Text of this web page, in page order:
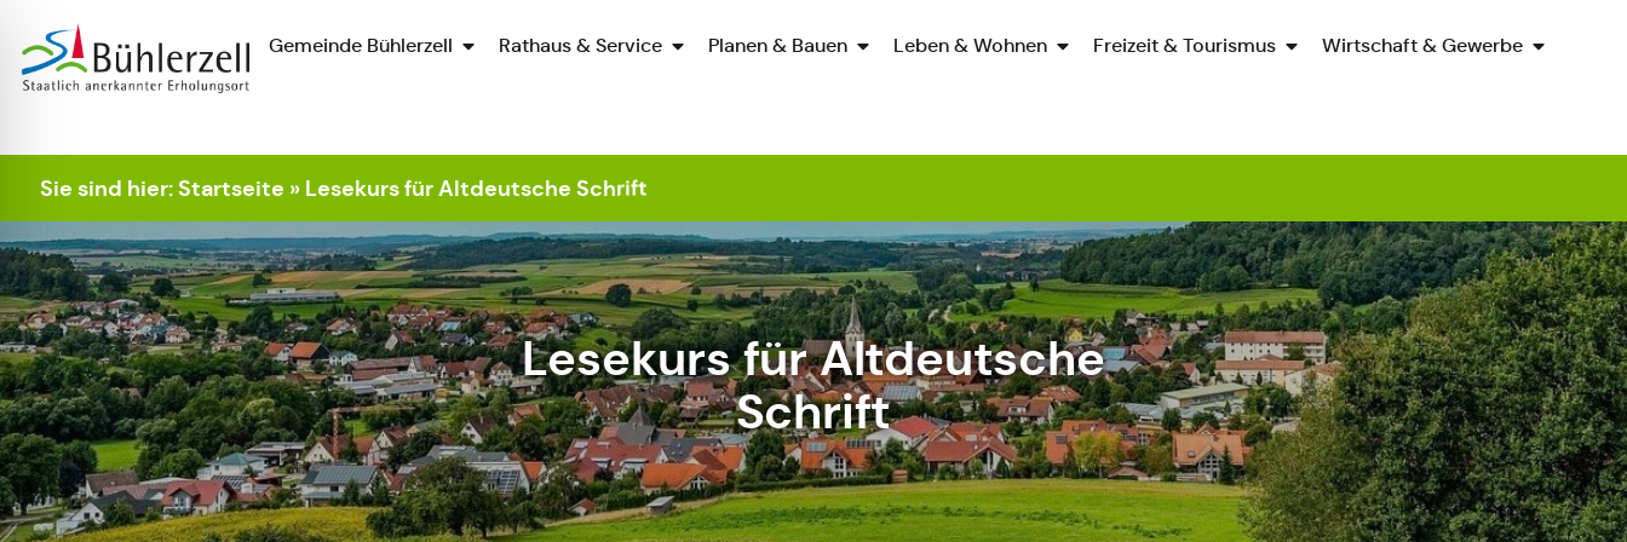
Gemeinde Bühlerzell Rathaus & Service Planen & Bauen Leben & Wohnen Freizeit & Tourismus Wirtschaft & Gewerbe
Sie sind hier:Startseite » Lesekurs für Altdeutsche Schrift
Lesekurs für Altdeutsche
Schrift